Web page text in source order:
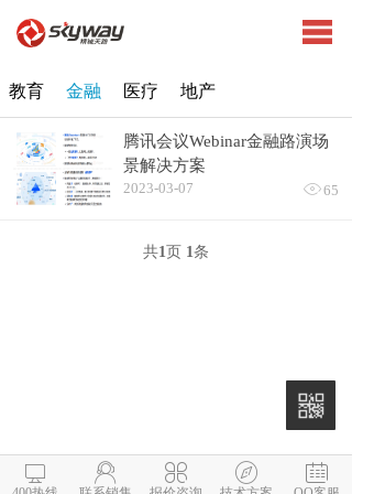
教育 金融 医疗 地产
腾讯会议Webinar金融路演场
景解决方案
2023-03-07 65
共1页 1条
    